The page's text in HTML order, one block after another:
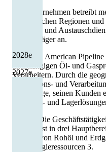
2028e
2027e
Das Unternehmen betreibt
geografischen Regionen
Speicher- und
Energieträger an.
Plains All American Pipeline
unabhängigen Öl- und
Verarbeitern. Durch die
Produktions- und
in der Lage, seinen
Transport- und
Sparten Die
Pipeline ist in drei
Vertrieb von Rohöl und
von Energieressourcen 3.